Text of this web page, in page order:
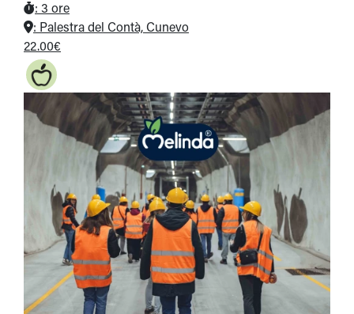
: 3 ore
: Palestra del Contà, Cunevo
22.00€